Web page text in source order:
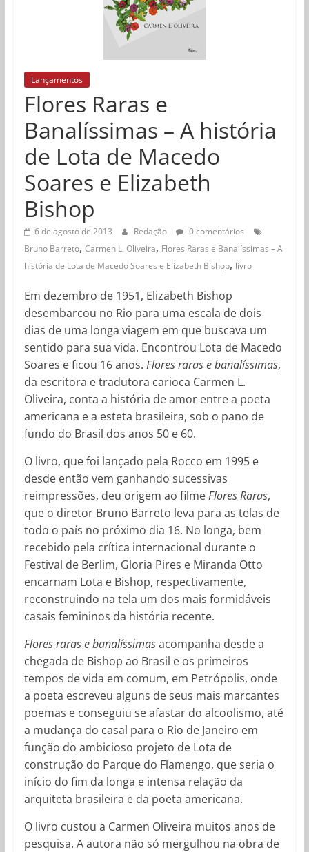
Lançamentos
Flores Raras e
Banalíssimas – A história
de Lota de Macedo
Soares e Elizabeth
Bishop
6 de agosto de 2013 Redação
0 comentários
Bruno Barreto, Carmen L. Oliveira, Flores Raras e Banalíssimas – A
história de Lota de Macedo Soares e Elizabeth Bishop, livro
Em dezembro de 1951, Elizabeth Bishop
desembarcou no Rio para uma escala de dois
dias de uma longa viagem em que buscava um
sentido para sua vida. Encontrou Lota de Macedo
Soares e ficou 16 anos. Flores raras e banalíssimas,
da escritora e tradutora carioca Carmen L.
Oliveira, conta a história de amor entre a poeta
americana e a esteta brasileira, sob o pano de
fundo do Brasil dos anos 50 e 60.
O livro, que foi lançado pela Rocco em 1995 e
desde então vem ganhando sucessivas
reimpressões, deu origem ao filmeFlores Raras,
que o diretor Bruno Barreto leva para as telas de
todo o país no próximo dia 16. No longa, bem
recebido pela crítica internacional durante o
Festival de Berlim, Gloria Pires e Miranda Otto
encarnam Lota e Bishop, respectivamente,
reconstruindo na tela um dos mais formidáveis
casais femininos da história recente.
Flores rarase banalíssimasacompanha desde a
chegada de Bishop ao Brasil e os primeiros
tempos de vida em comum, em Petrópolis, onde
a poeta escreveu alguns de seus mais marcantes
poemas e conseguiu se afastar do alcoolismo, até
a mudança do casal para o Rio de Janeiro em
função do ambicioso projeto de Lota de
construção do Parque do Flamengo, que seria o
início do fim da longa e intensa relação da
arquiteta brasileira e da poeta americana.
O livro custou a Carmen Oliveira muitos anos de
pesquisa. A autora não só mergulhou na obra de